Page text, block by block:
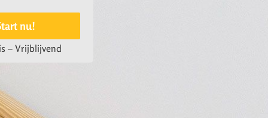
nu!
– Vrijblijvend